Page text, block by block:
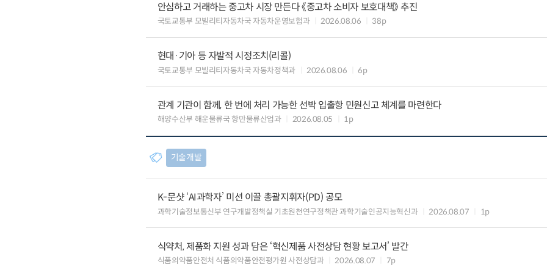
안심하고 거래하는 중고차 시장 만든다 《중고차 소비자 보호대책》 추진
국토교통부 모빌리티자동차국 자동차운영보험과 2026.08.06 38p
현대·기아 등 자발적 시정조치(리콜)
국토교통부 모빌리티자동차국 자동차정책과 2026.08.06 6p
관계 기관이 함께, 한 번에 처리 가능한 선박 입출항 민원신고 체계를 마련한다
해양수산부 해운물류국 항만물류산업과 2026.08.05 1p
기술개발
K-문샷 ‘AI과학자’ 미션 이끌 총괄지휘자(PD) 공모
과학기술정보통신부 연구개발정책실 기초원천연구정책관 과학기술인공지능혁신과 2026.08.07 1p
식약처, 제품화 지원 성과 담은 ‘혁신제품 사전상담 현황 보고서’ 발간
식품의약품안전처 식품의약품안전평가원 사전상담과 2026.08.07 7p